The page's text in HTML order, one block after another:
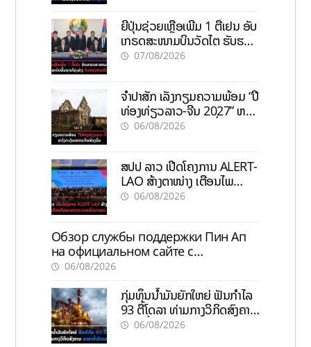
ຍີ່ປຸ່ນຊ່ວຍເຫຼືອເພີ່ມ 1 ຕື້ເຢນ ອັບ
ເກຣດສະໜາມບິນວັດໄຕ ຮັບຮອງ
ການເຕີບໂຕ
07/08/2026
ຈຳປາສັກ ເລັ່ງກຽມຄວາມພ້ອມ “ປີ
ທ່ອງທ່ຽວລາວ-ຈີນ 2027” ຫວັງ
ກະຕຸ້ນເສດຖະກິດທ້ອງຖິ່ນ
06/08/2026
ສປປ ລາວ ເປີດໂຄງການ ALERT-
LAO ສ້າງຕາໜ່າງ ເຕືອນໄພ
ພະຍາດລະບາດທົ່ວປະເທດ
06/08/2026
Обзор службы поддержки Пин Ап
на официальном сайте с
актуальной информацией
06/08/2026
ກຸ່ມທຶນນ້ຳມັນຍັກໃຫຍ່ ຟັນກຳໄລ
93 ຕື້ໂດລາ ທ່າມກາງວິກິດສົງຄາມ
ລາຄານໍ້າມັນແພງ
06/08/2026